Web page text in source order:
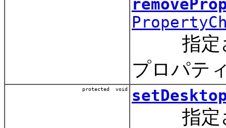
指定さ
プロパテ
protected void
指定さ